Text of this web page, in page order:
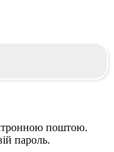
поштою.
пароль.